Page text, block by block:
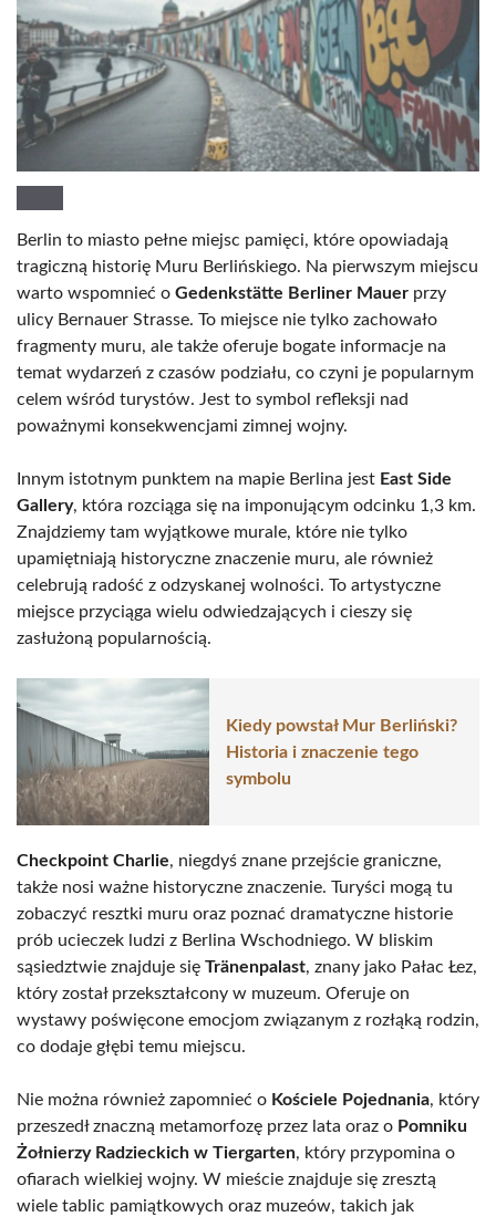
Berlin to miasto pełne miejsc pamięci, które opowiadają
tragiczną historię Muru Berlińskiego. Na pierwszym miejscu
warto wspomnieć o Gedenkstätte Berliner Mauer przy
ulicy Bernauer Strasse. To miejsce nie tylko zachowało
fragmenty muru, ale także oferuje bogate informacje na
temat wydarzeń z czasów podziału, co czyni je popularnym
celem wśród turystów. Jest to symbol refleksji nad
poważnymi konsekwencjami zimnej wojny.
Innym istotnym punktem na mapie Berlina jest East Side
Gallery, która rozciąga się na imponującym odcinku 1,3 km.
Znajdziemy tam wyjątkowe murale, które nie tylko
upamiętniają historyczne znaczenie muru, ale również
celebrują radość z odzyskanej wolności. To artystyczne
miejsce przyciąga wielu odwiedzających i cieszy się
zasłużoną popularnością.
Kiedy powstał Mur Berliński?
Historia i znaczenie tego
symbolu
Checkpoint Charlie, niegdyś znane przejście graniczne,
także nosi ważne historyczne znaczenie. Turyści mogą tu
zobaczyć resztki muru oraz poznać dramatyczne historie
prób ucieczek ludzi z Berlina Wschodniego. W bliskim
sąsiedztwie znajduje się Tränenpalast, znany jako Pałac Łez,
który został przekształcony w muzeum. Oferuje on
wystawy poświęcone emocjom związanym z rozłąką rodzin,
co dodaje głębi temu miejscu.
Nie można również zapomnieć o Kościele Pojednania, który
przeszedł znaczną metamorfozę przez lata oraz o Pomniku
Żołnierzy Radzieckich w Tiergarten, który przypomina o
ofiarach wielkiej wojny. W mieście znajduje się zresztą
wiele tablic pamiątkowych oraz muzeów, takich jak